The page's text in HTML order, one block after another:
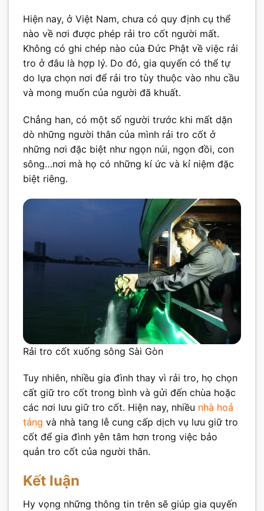
Hiện nay, ở Việt Nam, chưa có quy định cụ thể
nào về nơi được phép rải tro cốt người mất.
Không có ghi chép nào của Đức Phật về việc rải
tro ở đâu là hợp lý. Do đó, gia quyến có thể tự
do lựa chọn nơi để rải tro tùy thuộc vào nhu cầu
và mong muốn của người đã khuất.
Chẳng han, có một số người trước khi mất dặn
dò những người thân của mình rải tro cốt ở
những nơi đặc biệt như ngọn núi, ngọn đồi, con
sông…nơi mà họ có những kí ức và kỉ niệm đặc
biệt riêng.
Rải tro cốt xuống sông Sài Gòn
Tuy nhiên, nhiều gia đình thay vì rải tro, họ chọn
cất giữ tro cốt trong bình và gửi đến chùa hoặc
các nơi lưu giữ tro cốt. Hiện nay, nhiều nhà hoả
táng và nhà tang lễ cung cấp dịch vụ lưu giữ tro
cốt để gia đình yên tâm hơn trong việc bảo
quản tro cốt của người thân.
Kết luận
Hy vọng những thông tin trên sẽ giúp gia quyến